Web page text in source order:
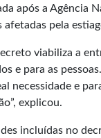
após a Agência
afetadas pela
viabiliza a
e para as
necessidade e
explicou.
incluídas no